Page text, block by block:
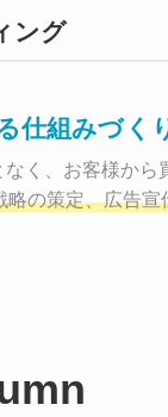
しょうか。
スを適した場所へ
ング
仕組みづく
く、お客様か
略の策定、広告宣